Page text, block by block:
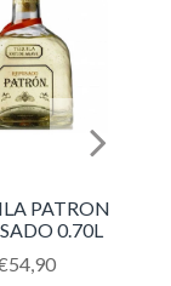
PATRON
0.70L